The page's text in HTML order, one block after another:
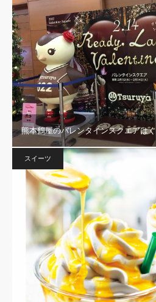
熊本鶴屋のバレンタインスクエアは
スイーツ